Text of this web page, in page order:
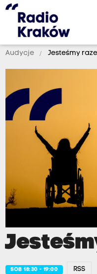
Audycje Jesteśmy
SOB 18:30 - 19:00 RSS